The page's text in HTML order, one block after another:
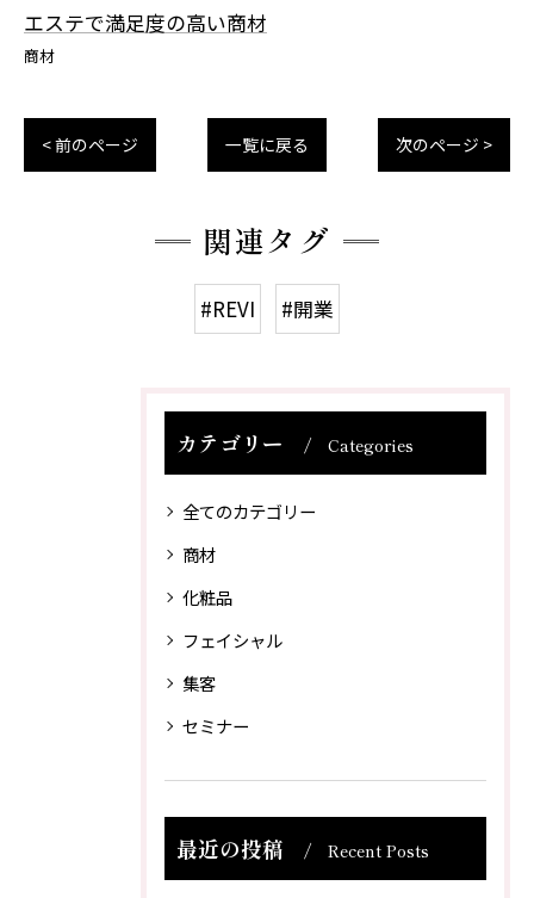
エステで満足度の高い商材
商材
< 前のページ 一覧に戻る 次のページ >
関連タグ
#REVI #開業
カテゴリー Categories
全てのカテゴリー
商材
化粧品
フェイシャル
集客
セミナー
最近の投稿 Recent Posts